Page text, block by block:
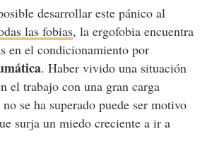
desarrollar este pánico al
las fobias, la ergofobia encuentra
en el condicionamiento por
. Haber vivido una situación
el trabajo con una gran carga
se ha superado puede ser motivo
surja un miedo creciente a ir a